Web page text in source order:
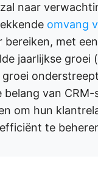
zal naar
omvang
bereiken, met
jaarlijkse groei
groei
belang van CRM-
om hun
te